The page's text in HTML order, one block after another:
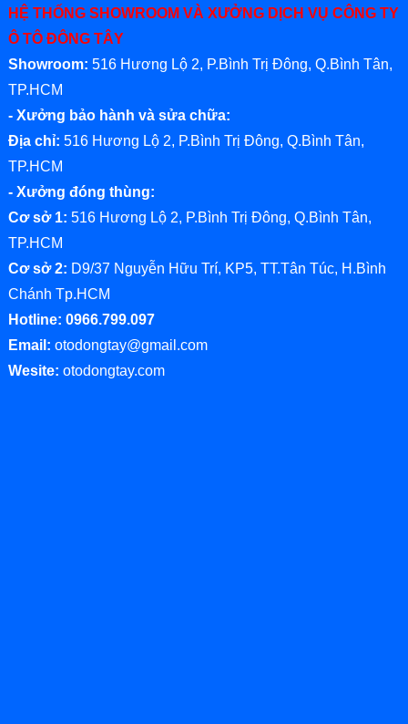
HỆ THỐNG SHOWROOM VÀ XƯỞNG DỊCH VỤ CÔNG TY
Ô TÔ ĐÔNG TÂY
Showroom: 516 Hương Lộ 2, P.Bình Trị Đông, Q.Bình Tân,
TP.HCM
- Xưởng bảo hành và sửa chữa:
Địa chỉ: 516 Hương Lộ 2, P.Bình Trị Đông, Q.Bình Tân,
TP.HCM
- Xưởng đóng thùng:
Cơ sở 1: 516 Hương Lộ 2, P.Bình Trị Đông, Q.Bình Tân,
TP.HCM
Cơ sở 2: D9/37 Nguyễn Hữu Trí, KP5, TT.Tân Túc, H.Bình
Chánh Tp.HCM
Hotline: 0966.799.097
Email: otodongtay@gmail.com
Wesite: otodongtay.com